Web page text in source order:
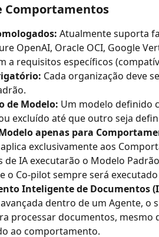
Comportamentos
Atualmente suporta
OpenAI, Oracle OCI, Google
a requisitos específicos
Cada organização deve
de Modelo: Um modelo definido
excluído até que outro seja
apenas para
exclusivamente aos
de IA executarão o Modelo
o Co-pilot sempre será
Inteligente de Documentos
dentro de um Agente, o
processar documentos,
ao comportamento.